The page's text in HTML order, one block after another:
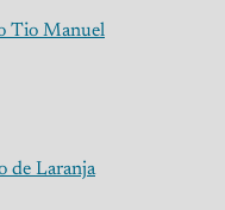
Tio Manuel
de Laranja